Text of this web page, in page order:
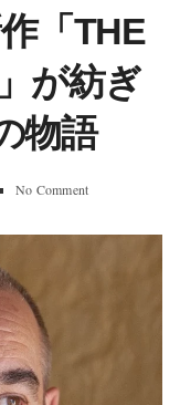
「THE
が紡ぎ
物語
No Comment